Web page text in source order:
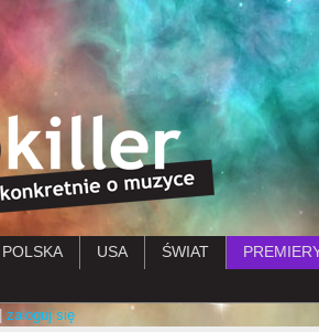
POLSKA USA ŚWIAT
zaloguj się